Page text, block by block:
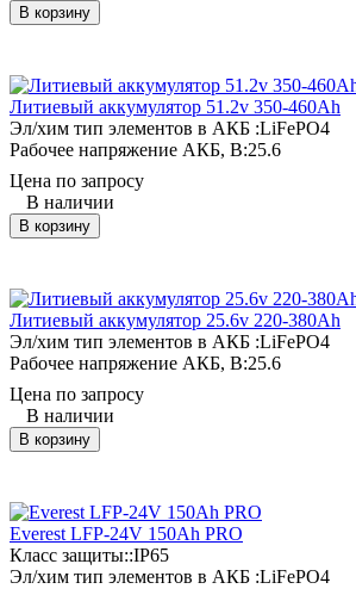
В корзину
Литиевый аккумулятор 51.2v 350-460Ah
Эл/хим тип элементов в АКБ :LiFePO4
Рабочее напряжение АКБ, B:25.6
Цена по запросу
В наличии
В корзину
Литиевый аккумулятор 25.6v 220-380Ah
Эл/хим тип элементов в АКБ :LiFePO4
Рабочее напряжение АКБ, B:25.6
Цена по запросу
В наличии
В корзину
Everest LFP-24V 150Аh PRO
Класс защиты::IP65
Эл/хим тип элементов в АКБ :LiFePO4